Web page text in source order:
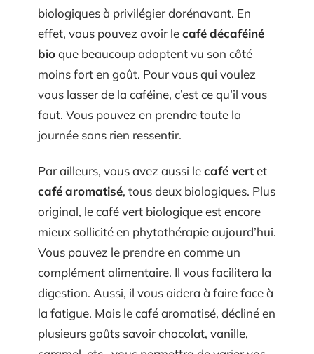
biologiques à privilégier dorénavant. En
effet, vous pouvez avoir lecafédécaféiné
bioque beaucoup adoptent vu son côté
moins fort en goût. Pour vous qui voulez
vous lasser de la caféine, c’est ce qu’il vous
faut. Vous pouvez en prendre toute la
journée sans rien ressentir.
Par ailleurs, vous avez aussi lecafé vertet
caféaromatisé, tous deux biologiques. Plus
original, le café vert biologique est encore
mieux sollicité en phytothérapie aujourd’hui.
Vous pouvez le prendre en comme un
complément alimentaire. Il vous facilitera la
digestion. Aussi, il vous aidera à faire face à
la fatigue. Mais le café aromatisé, décliné en
plusieurs goûts savoir chocolat, vanille,